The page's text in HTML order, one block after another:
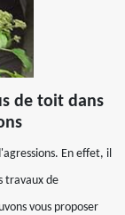
de toit dans
En effet, il
travaux de
vous proposer